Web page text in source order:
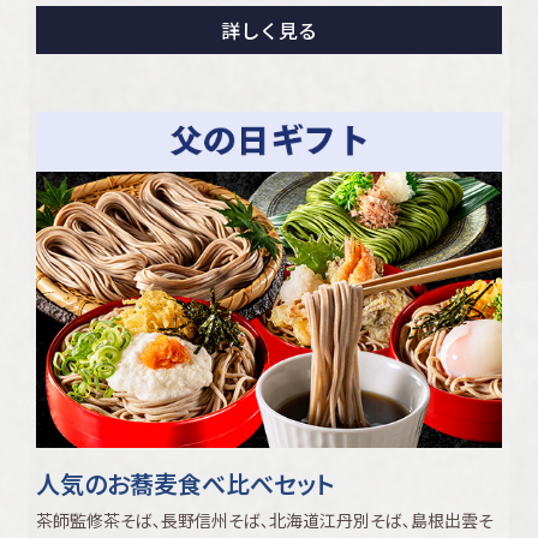
詳しく見る
人気のお蕎麦食べ比べセット
茶師監修茶そば､長野信州そば､北海道江丹別そば､島根出雲そ